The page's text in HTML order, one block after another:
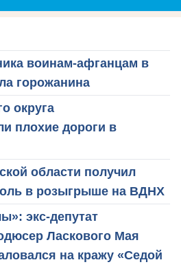
воинам-афганцам в
горожанина
округа
плохие дороги в
области получил
в розыгрыше на ВДНХ
экс-депутат
Ласкового Мая
на кражу «Седой